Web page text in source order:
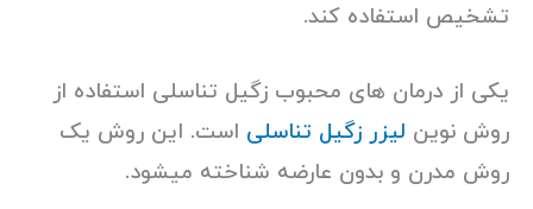
تشخیص استفاده کند.
یکی از درمان های محبوب زگیل تناسلی استفاده از
روش نوین لیزر زگیل تناسلی است. این روش یک
روش مدرن و بدون عارضه شناخته میشود.